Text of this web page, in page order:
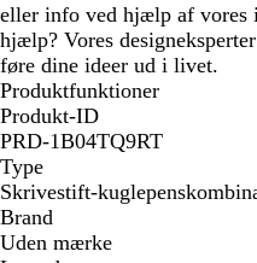
leller info ved hjælp af vores
hjælp? Vores
føre dine ideer ud i livet.
Produktfunktioner
Produkt-ID
PRD-1B04TQ9RT
Type
Skrivestift-
Brand
Uden mærke